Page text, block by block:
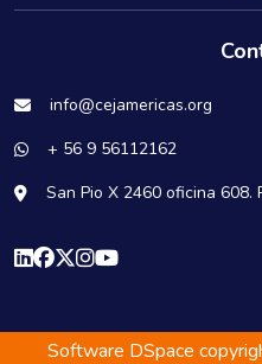
info@cejamericas.org
+ 56 9 56112162
San Pio X 2460 oficina 608.
Software DSpace